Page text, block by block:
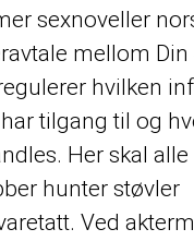
sexnoveller
mellom Din
hvilken
tilgang til og
Her skal
hunter støvler
Ved